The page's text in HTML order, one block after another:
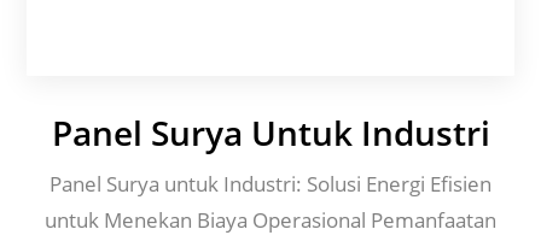
Panel Surya Untuk Industri
Panel Surya untuk Industri: Solusi Energi Efisien
untuk Menekan Biaya Operasional Pemanfaatan